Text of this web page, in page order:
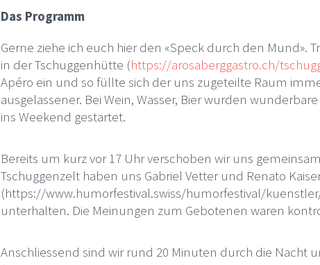
Das Programm
Gerne ziehe ich euch hier den «Speck durch den Mund».
in der Tschuggenhütte (https://arosaberggastro.ch/
Apéro ein und so füllte sich der uns zugeteilte Raum
ausgelassener. Bei Wein, Wasser, Bier wurden
ins Weekend gestartet.
Bereits um kurz vor 17 Uhr verschoben wir uns
Tschuggenzelt haben uns Gabriel Vetter und Renato
(https://www.humorfestival.swiss/humorfestival/
unterhalten. Die Meinungen zum Gebotenen waren
Anschliessend sind wir rund 20 Minuten durch die Nacht